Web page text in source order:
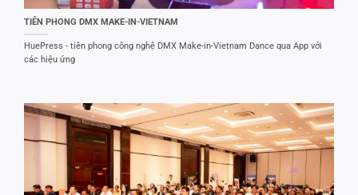
TIÊN PHONG DMX MAKE-IN-VIETNAM
HuePress - tiên phong công nghệ DMX Make-in-Vietnam Dance qua App với
các hiệu ứng